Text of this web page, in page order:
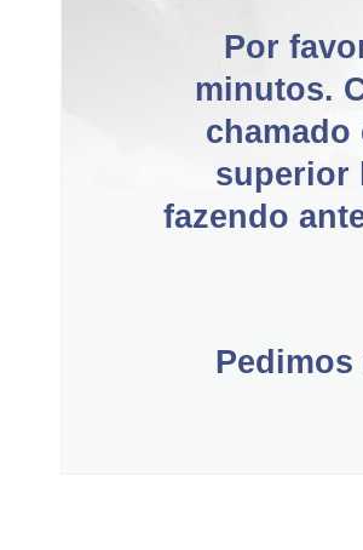
Por
minutos.
superior
fazendo